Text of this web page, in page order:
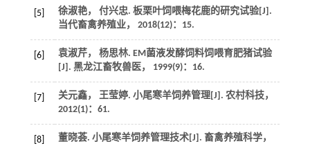
[5]
徐淑艳， 付兴忠. 板栗叶饲喂梅花鹿的研究试验[J].
当代畜禽养殖业， 2018(12)：15.
[6]
袁淑芹， 杨思林. EM菌液发酵饲料饲喂育肥猪试验
[J]. 黑龙江畜牧兽医， 1999(9)：16.
[7] 关元鑫， 王莹婷. 小尾寒羊饲养管理[J]. 农村科技，
2012(1)：61.
[8] 董晓荟. 小尾寒羊饲养管理技术[J]. 畜禽养殖科学，